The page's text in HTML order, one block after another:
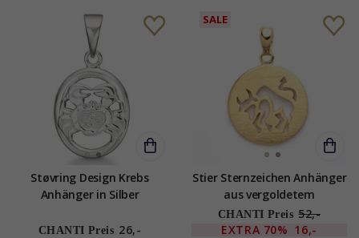
Støvring Design Krebs
Anhänger in Silber
CHANTI Preis 26,-
SALE
Stier Sternzeichen Anhänger
aus vergoldetem
Sterlingsilber
CHANTI Preis 52,-
EXTRA 70% 16,-